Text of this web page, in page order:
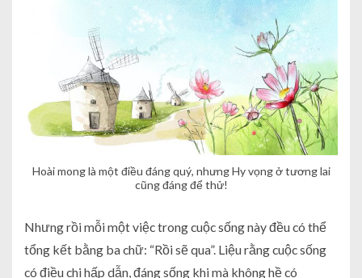
Hoài mong là một điều đáng quý, nhưng Hy vọng ở tương lai
cũng đáng để thử!
Nhưng rồi mỗi một việc trong cuộc sống này đều có thể
tổng kết bằng ba chữ: “Rồi sẽ qua”. Liệu rằng cuộc sống
có điều chi hấp dẫn, đáng sống khi mà không hề có